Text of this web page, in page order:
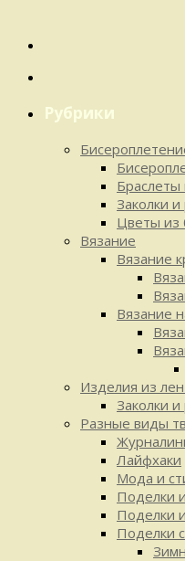
Рубрики
Браслеты
Заколки
Цветы из
Вязание
Вязание
Вязание
Изделия из
Заколки
Разные виды
Лайфхаки
Мода и
Поделки
Поделки
Поделки